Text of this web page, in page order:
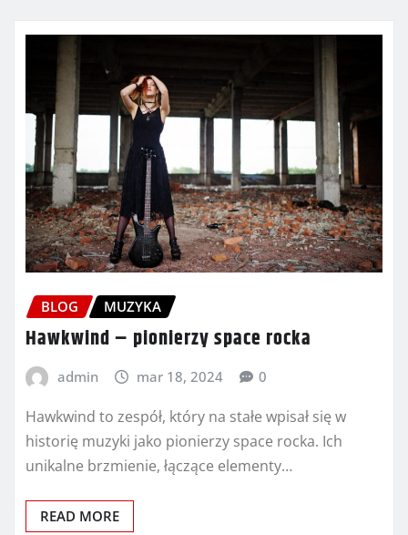
BLOG MUZYKA
Hawkwind – pionierzy space rocka
admin mar 18, 2024 0
Hawkwind to zespół, który na stałe wpisał się w
historię muzyki jako pionierzy space rocka. Ich
unikalne brzmienie, łączące elementy…
READ MORE